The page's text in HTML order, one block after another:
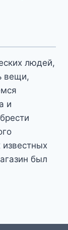
людей,
вещи,
и
известных
был